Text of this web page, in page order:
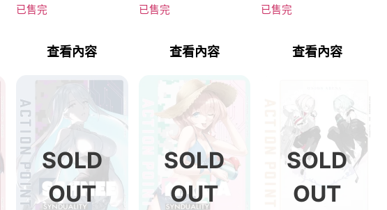
已售完
查看內容
已售完
查看內容
已售完
查看內容
SOLD
OUT
SOLD
OUT
SOLD
OUT